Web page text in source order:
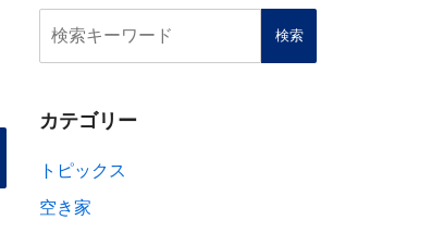
カテゴリー
トピックス
空き家